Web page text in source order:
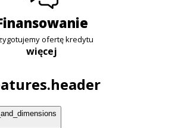
finansowanie
ofertę kredytu
więcej